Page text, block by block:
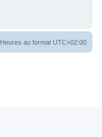
Heures au format UTC+02:00